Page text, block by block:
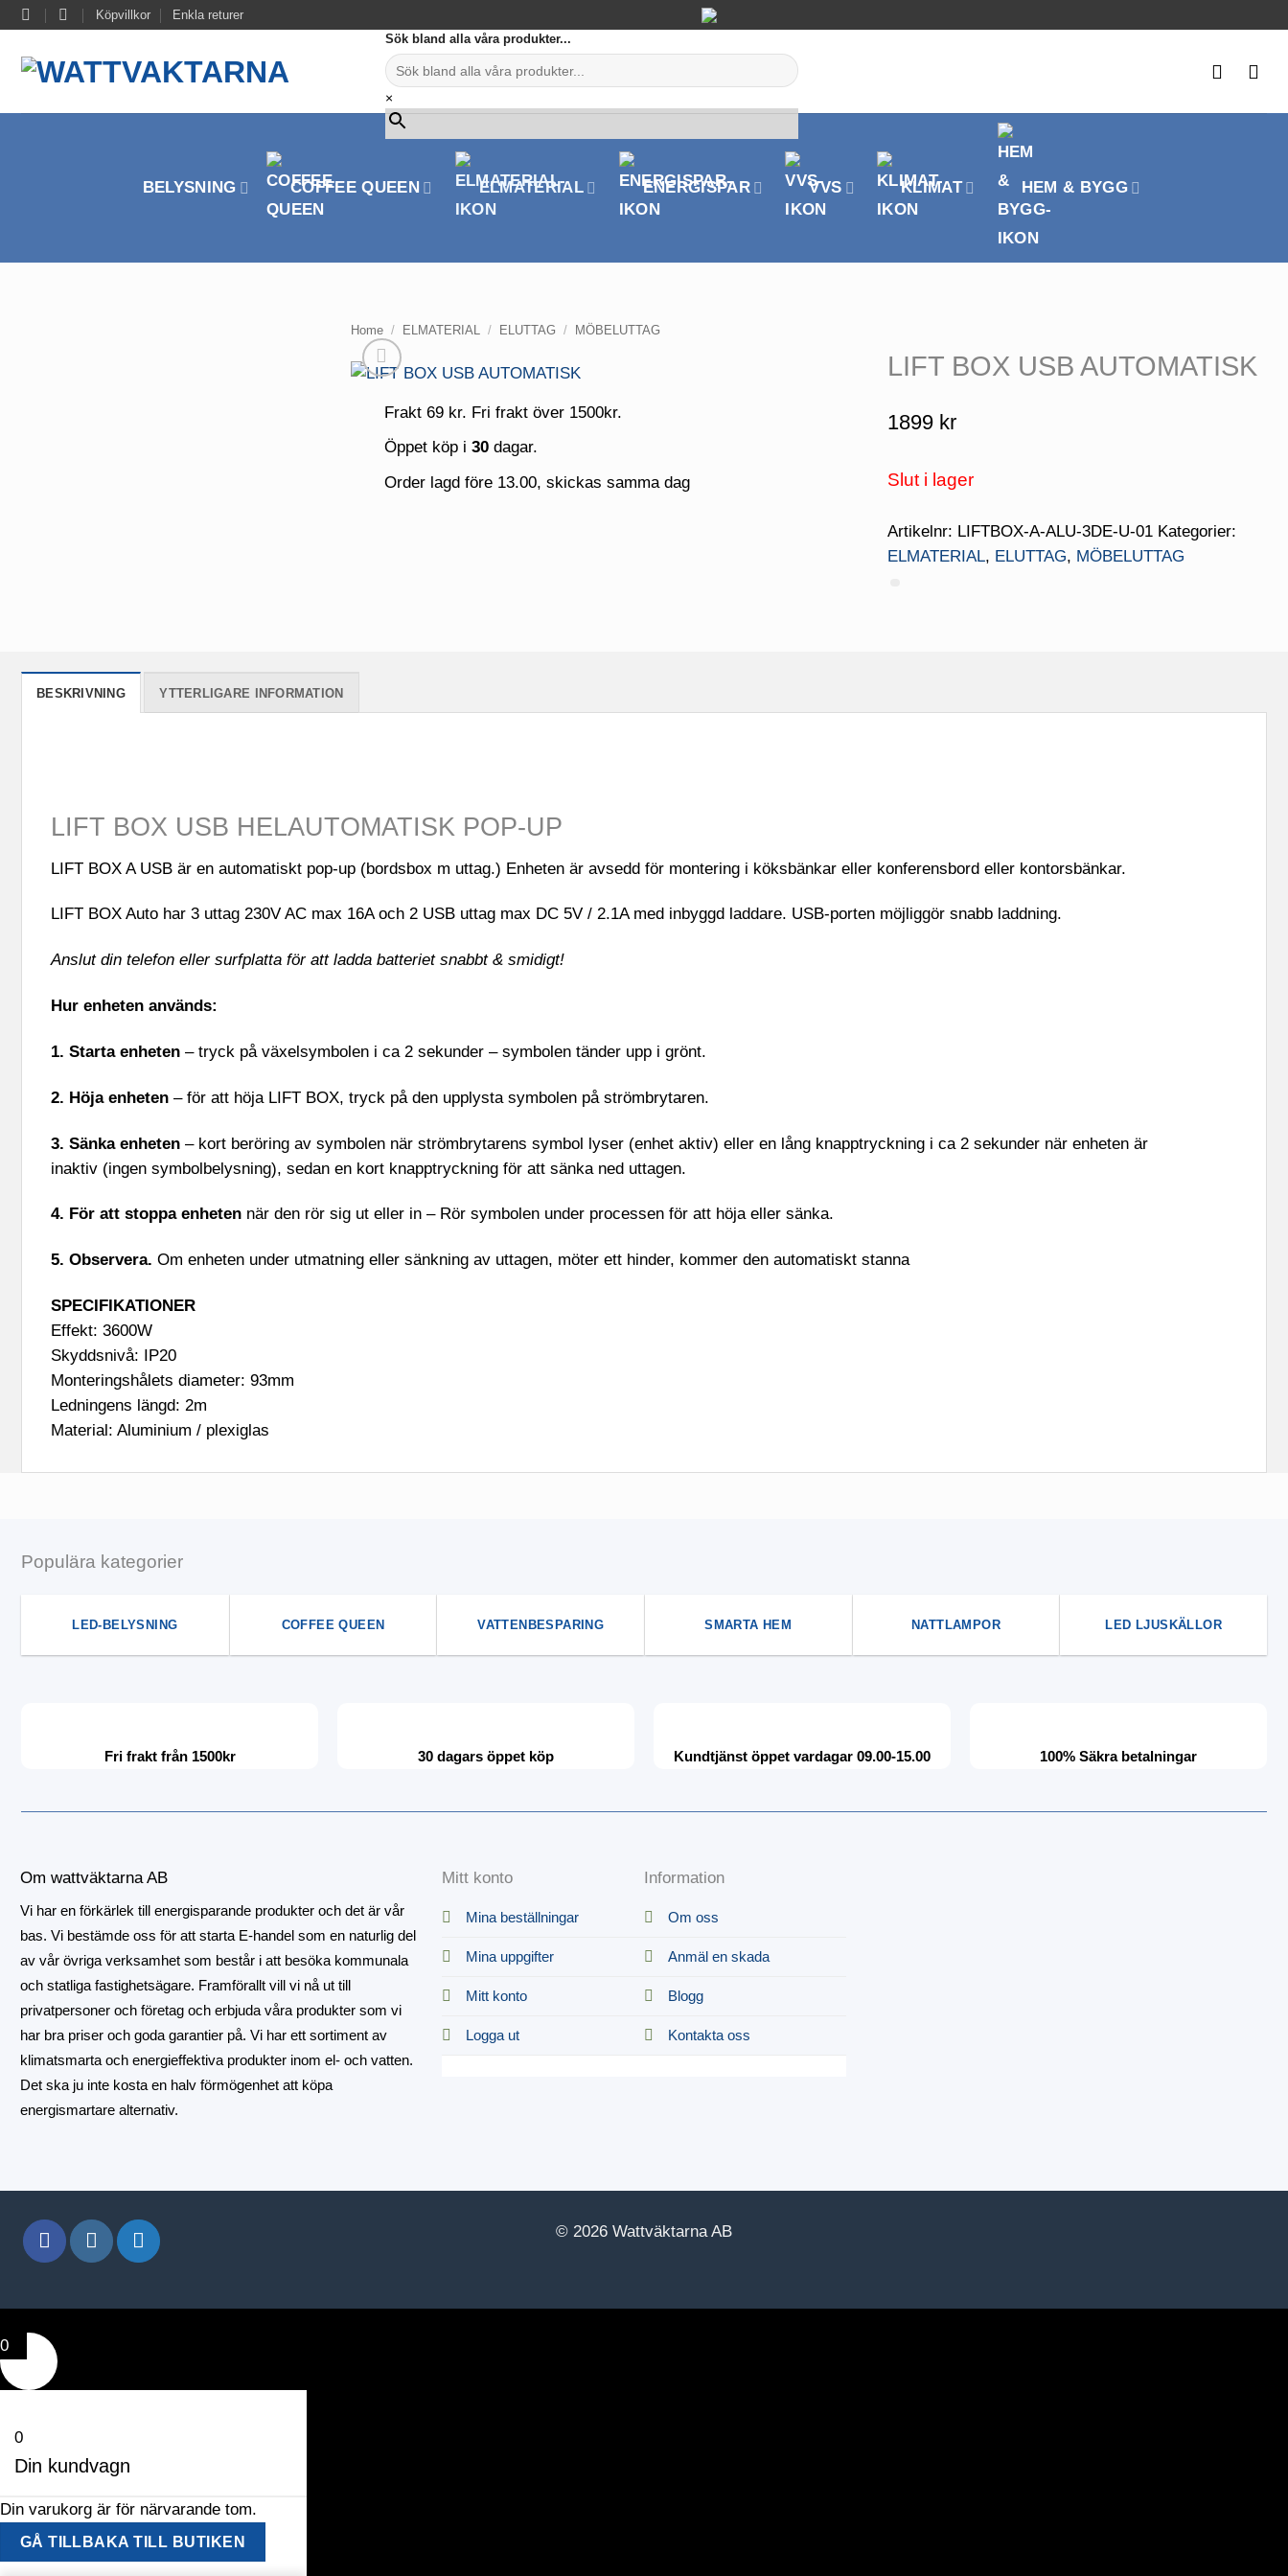
Skip
to
content
Köpvillkor
Enkla returer
Sök bland alla våra produkter...
×
BELYSNING COFFEE QUEEN ELMATERIAL ENERGISPAR VVS KLIMAT HEM & BYGG
Home / ELMATERIAL / ELUTTAG / MÖBELUTTAG
Frakt 69 kr. Fri frakt över 1500kr.
Öppet köp i30 dagar.
Order lagd före 13.00, skickas samma dag
LIFT BOX USB AUTOMATISK
1899 kr
Slut i lager
Artikelnr: LIFTBOX-A-ALU-3DE-U-01 Kategorier:
ELMATERIAL, ELUTTAG, MÖBELUTTAG
BESKRIVNING YTTERLIGARE INFORMATION
LIFT BOX USB HELAUTOMATISK POP-UP
LIFT BOX A USB är en automatiskt pop-up (bordsbox m uttag.) Enheten är avsedd för montering i köksbänkar eller konferensbord eller kontorsbänkar.
LIFT BOX Auto har 3 uttag 230V AC max 16A och 2 USB uttag max DC 5V / 2.1A med inbyggd laddare. USB-porten möjliggör snabb laddning.
Anslut din telefon eller surfplatta för att ladda batteriet snabbt & smidigt!
Hur enheten används:
1. Starta enheten – tryck på växelsymbolen i ca 2 sekunder – symbolen tänder upp i grönt.
2. Höja enheten – för att höja LIFT BOX, tryck på den upplysta symbolen på strömbrytaren.
3. Sänka enheten – kort beröring av symbolen när strömbrytarens symbol lyser (enhet aktiv) eller en lång knapptryckning i ca 2 sekunder när enheten är
inaktiv (ingen symbolbelysning), sedan en kort knapptryckning för att sänka ned uttagen.
4. För att stoppa enheten när den rör sig ut eller in – Rör symbolen under processen för att höja eller sänka.
5. Observera. Om enheten under utmatning eller sänkning av uttagen, möter ett hinder, kommer den automatiskt stanna
SPECIFIKATIONER
Effekt: 3600W
Skyddsnivå: IP20
Monteringshålets diameter: 93mm
Ledningens längd: 2m
Material: Aluminium / plexiglas
Populära kategorier
LED-BELYSNING COFFEE QUEEN VATTENBESPARING SMARTA HEM NATTLAMPOR LED LJUSKÄLLOR
Fri frakt från 1500kr 30 dagars öppet köp Kundtjänst öppet vardagar 09.00-15.00 100% Säkra betalningar
Om wattväktarna AB
Vi har en förkärlek till energisparande produkter och det är vår
bas. Vi bestämde oss för att starta E-handel som en naturlig del
av vår övriga verksamhet som består i att besöka kommunala
och statliga fastighetsägare. Framförallt vill vi nå ut till
privatpersoner och företag och erbjuda våra produkter som vi
har bra priser och goda garantier på. Vi har ett sortiment av
klimatsmarta och energieffektiva produkter inom el- och vatten.
Det ska ju inte kosta en halv förmögenhet att köpa
energismartare alternativ.
Mitt konto
Mina beställningar
Mina uppgifter
Mitt konto
Logga ut
Information
Om oss
Anmäl en skada
Blogg
Kontakta oss
© 2026 Wattväktarna AB
0
0
Din kundvagn
Din varukorg är för närvarande tom.
GÅ TILLBAKA TILL BUTIKEN